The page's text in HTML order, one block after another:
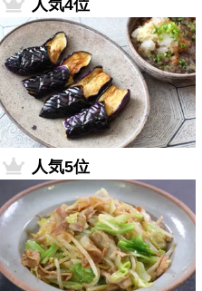
人気4位
人気5位